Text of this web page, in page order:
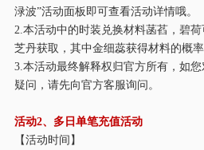
渌波”活动面板即可查看活动详情哦。
2.本活动中的时装兑换材料菡萏，碧
芝丹获取，其中金细蕊获得材料的概率
3.本活动最终解释权归官方所有，如
疑问，请先向官方客服询问。
活动2、多日单笔充值活动
【活动时间】